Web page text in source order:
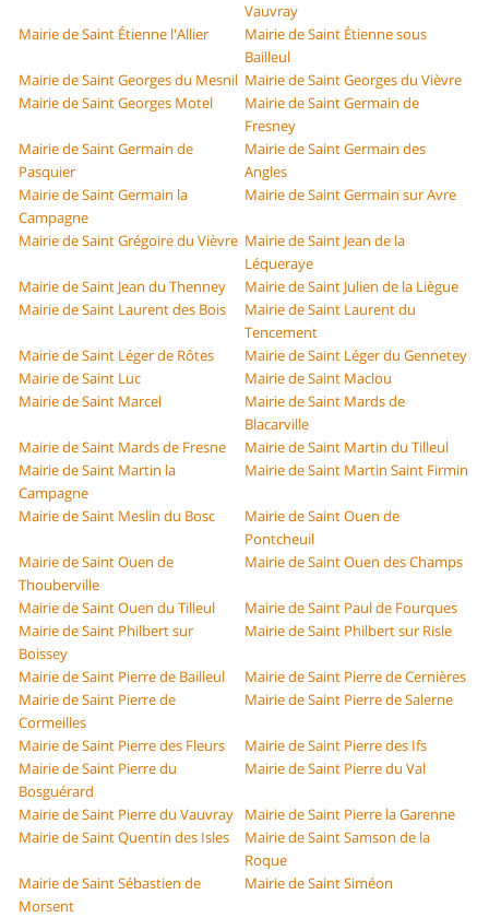
Vauvray
Mairie de Saint Étienne l'Allier
Mairie de Saint Étienne sous
Bailleul
Mairie de Saint Georges du Mesnil Mairie de Saint Georges du Vièvre
Mairie de Saint Georges Motel
Mairie de Saint Germain de
Fresney
Mairie de Saint Germain de
Pasquier
Mairie de Saint Germain des
Angles
Mairie de Saint Germain la
Campagne
Mairie de Saint Germain sur Avre
Mairie de Saint Grégoire du Vièvre Mairie de Saint Jean de la
Léqueraye
Mairie de Saint Jean du Thenney
Mairie de Saint Julien de la Liègue
Mairie de Saint Laurent des Bois
Mairie de Saint Laurent du
Tencement
Mairie de Saint Léger de Rôtes
Mairie de Saint Léger du Gennetey
Mairie de Saint Luc
Mairie de Saint Maclou
Mairie de Saint Marcel
Mairie de Saint Mards de
Blacarville
Mairie de Saint Mards de Fresne
Mairie de Saint Martin du Tilleul
Mairie de Saint Martin la
Campagne
Mairie de Saint Martin Saint Firmin
Mairie de Saint Meslin du Bosc
Mairie de Saint Ouen de
Pontcheuil
Mairie de Saint Ouen de
Thouberville
Mairie de Saint Ouen des Champs
Mairie de Saint Ouen du Tilleul
Mairie de Saint Paul de Fourques
Mairie de Saint Philbert sur
Boissey
Mairie de Saint Philbert sur Risle
Mairie de Saint Pierre de Bailleul
Mairie de Saint Pierre de Cernières
Mairie de Saint Pierre de
Cormeilles
Mairie de Saint Pierre de Salerne
Mairie de Saint Pierre des Fleurs
Mairie de Saint Pierre des Ifs
Mairie de Saint Pierre du
Bosguérard
Mairie de Saint Pierre du Val
Mairie de Saint Pierre du Vauvray
Mairie de Saint Pierre la Garenne
Mairie de Saint Quentin des Isles
Mairie de Saint Samson de la
Roque
Mairie de Saint Sébastien de
Morsent
Mairie de Saint Siméon